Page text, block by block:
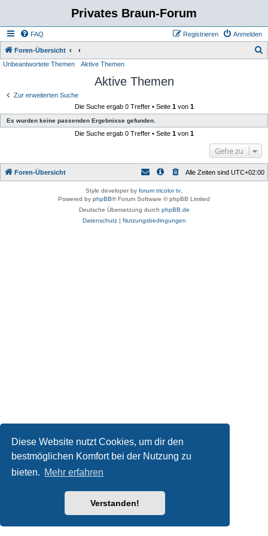
Diese Website nutzt Cookies, um dir den
bestmöglichen Komfort bei der Nutzung zu
bieten. Mehr erfahren
Verstanden!
Privates Braun-Forum
FAQ Anmelden
Registrieren
Foren-Übersicht
Unbeantwortete Themen Aktive Themen
Aktive Themen
Zur erweiterten Suche
Die Suche ergab 0 Treffer • Seite 1von 1
Es wurden keine passenden Ergebnisse gefunden.
Die Suche ergab 0 Treffer • Seite 1von 1
Gehe zu
Foren-Übersicht Alle Zeiten sind UTC+02:00
Style developer by forum tricolor tv
Powered by phpBB® Forum Software © phpBB Limited
Deutsche Übersetzung durch phpBB.de
Datenschutz| Nutzungsbedingungen